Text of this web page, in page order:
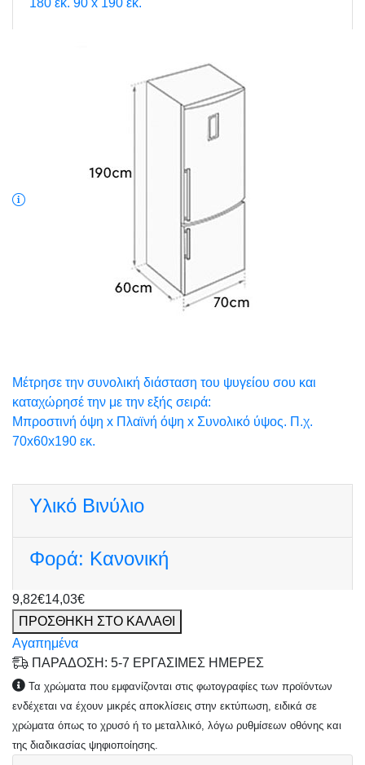
180 εκ. 90 x 190 εκ.
Μέτρησε την συνολική διάσταση του ψυγείου σου και
καταχώρησέ την με την εξής σειρά:
Μπροστινή όψη x Πλαϊνή όψη x Συνολικό ύψος. Π.χ.
70x60x190 εκ.
Υλικό Βινύλιο
Φορά: Κανονική
9,82€14,03€
ΠΡΟΣΘΗΚΗ ΣΤΟ ΚΑΛΑΘΙ
Αγαπημένα
ΠΑΡΑΔΟΣΗ: 5-7 ΕΡΓΑΣΙΜΕΣ ΗΜΕΡΕΣ
Τα χρώματα που εμφανίζονται στις φωτογραφίες των προϊόντων
ενδέχεται να έχουν μικρές αποκλίσεις στην εκτύπωση, ειδικά σε
χρώματα όπως το χρυσό ή το μεταλλικό, λόγω ρυθμίσεων οθόνης και
της διαδικασίας ψηφιοποίησης.